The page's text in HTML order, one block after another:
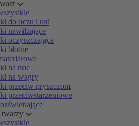
do oczu i ust
nawilżające
oczyszczające
błotne
na noc
na wągry
przeciw pryszczom
przeciwstarzeniowe
twarzy